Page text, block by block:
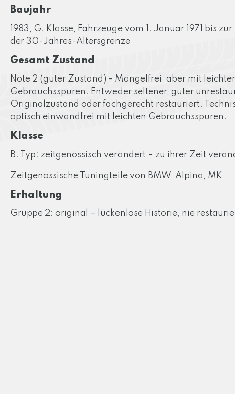
Baujahr
1983, G. Klasse, Fahrzeuge vom 1. Januar 1971 bis
der 30-Jahres-Altersgrenze
Gesamt Zustand
Note 2 (guter Zustand) - Mängelfrei, aber mit
Gebrauchsspuren. Entweder seltener, guter
Originalzustand oder fachgerecht restauriert.
optisch einwandfrei mit leichten Gebrauchsspuren.
Klasse
B. Typ: zeitgenössisch verändert – zu ihrer Zeit
Zeitgenössische Tuningteile von BMW, Alpina, MK
Erhaltung
Gruppe 2: original – lückenlose Historie, nie